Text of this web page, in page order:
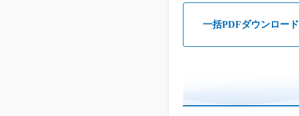
一括PDFダウンロード